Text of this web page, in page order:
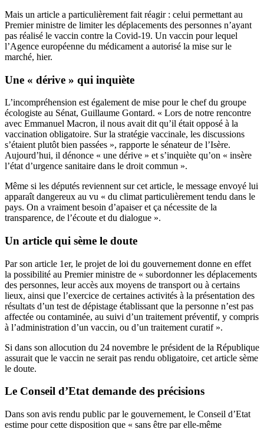
Mais un article a particulièrement fait réagir : celui permettant au
Premier ministre de limiter les déplacements des personnes n’ayant
pas réalisé le vaccin contre la Covid-19. Un vaccin pour lequel
l’Agence européenne du médicament a autorisé la mise sur le
marché, hier.
Une « dérive » qui inquiète
L’incompréhension est également de mise pour le chef du groupe
écologiste au Sénat, Guillaume Gontard. « Lors de notre rencontre
avec Emmanuel Macron, il nous avait dit qu’il était opposé à la
vaccination obligatoire. Sur la stratégie vaccinale, les discussions
s’étaient plutôt bien passées », rapporte le sénateur de l’Isère.
Aujourd’hui, il dénonce « une dérive » et s’inquiète qu’on « insère
l’état d’urgence sanitaire dans le droit commun ».
Même si les députés reviennent sur cet article, le message envoyé lui
apparaît dangereux au vu « du climat particulièrement tendu dans le
pays. On a vraiment besoin d’apaiser et ça nécessite de la
transparence, de l’écoute et du dialogue ».
Un article qui sème le doute
Par son article 1er, le projet de loi du gouvernement donne en effet
la possibilité au Premier ministre de « subordonner les déplacements
des personnes, leur accès aux moyens de transport ou à certains
lieux, ainsi que l’exercice de certaines activités à la présentation des
résultats d’un test de dépistage établissant que la personne n’est pas
affectée ou contaminée, au suivi d’un traitement préventif, y compris
à l’administration d’un vaccin, ou d’un traitement curatif ».
Si dans son allocution du 24 novembre le président de la République
assurait que le vaccin ne serait pas rendu obligatoire, cet article sème
le doute.
Le Conseil d’Etat demande des précisions
Dans son avis rendu public par le gouvernement, le Conseil d’Etat
estime pour cette disposition que « sans être par elle-même